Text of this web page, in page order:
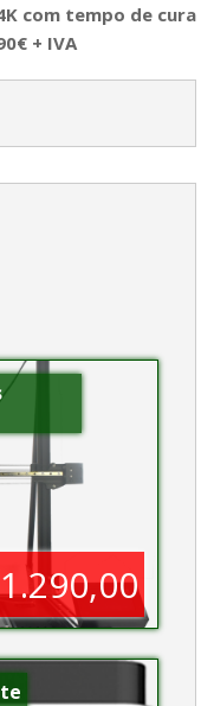
com tempo de cura
+ IVA